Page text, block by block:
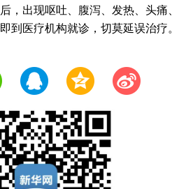
，出现呕吐、腹泻、发热、头痛、
到医疗机构就诊，切莫延误治疗。